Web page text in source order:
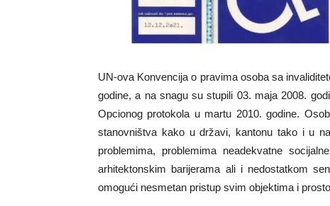
UN-ova Konvencija o pravima osoba sa
godine, a na snagu su stupili 03. maja 2008.
Opcionog protokola u martu 2010. godine.
stanovništva kako u državi, kantonu tako i u
problemima, problemima neadekvatne
arhitektonskim barijerama ali i nedostatkom
omogući nesmetan pristup svim objektima i